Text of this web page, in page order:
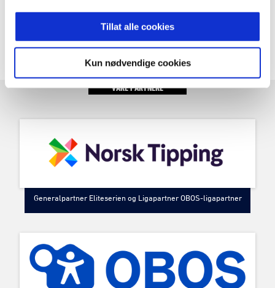
Tillat alle cookies
Kun nødvendige cookies
ANNONSE:
VÅRE PARTNERE
Generalpartner Eliteserien og Ligapartner OBOS-ligapartner